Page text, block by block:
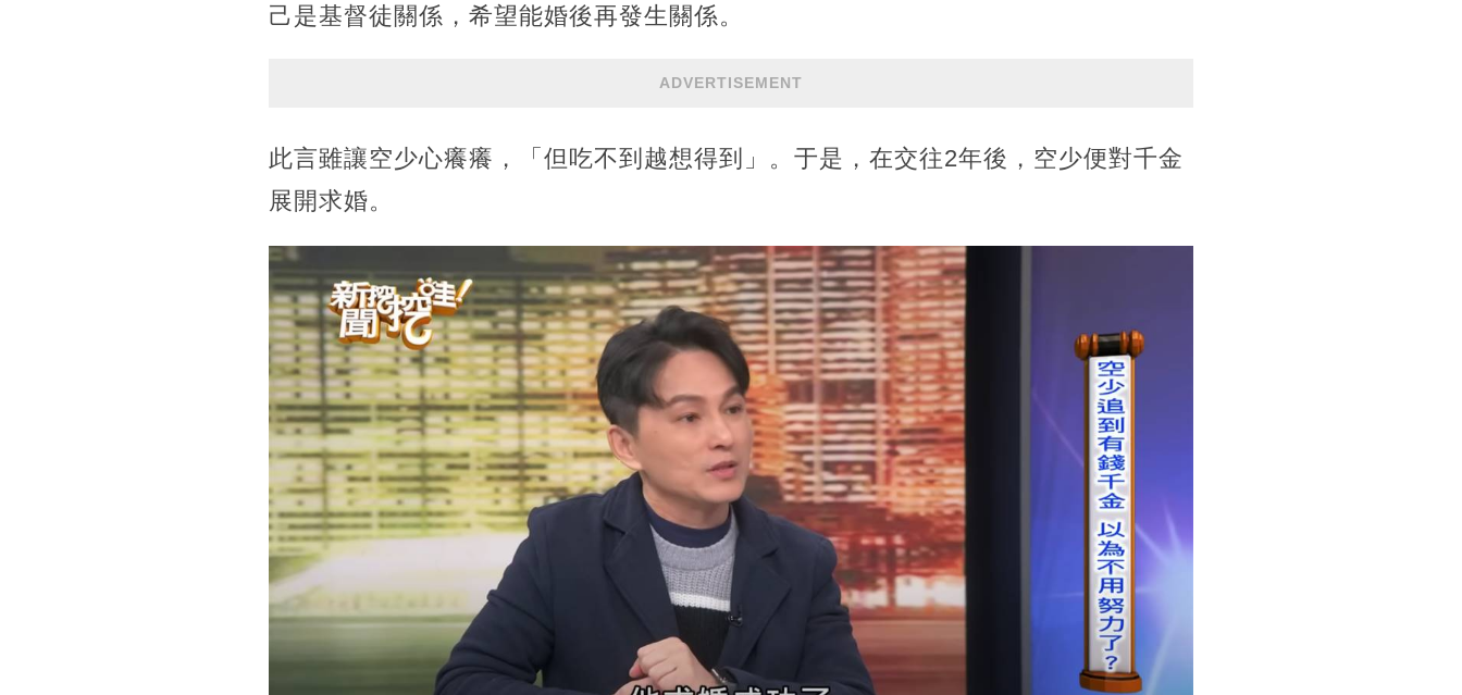
己是基督徒關係，希望能婚後再發生關係。
ADVERTISEMENT
此言雖讓空少心癢癢，「但吃不到越想得到」。于是，在交往2年後，空少便對千金
展開求婚。